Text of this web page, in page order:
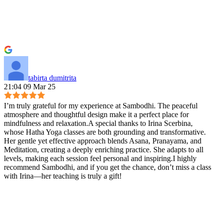
tabirta dumitrita
21:04 09 Mar 25
I’m truly grateful for my experience at Sambodhi. The peaceful
atmosphere and thoughtful design make it a perfect place for
mindfulness and relaxation.A special thanks to Irina Scerbina,
whose Hatha Yoga classes are both grounding and transformative.
Her gentle yet effective approach blends Asana, Pranayama, and
Meditation, creating a deeply enriching practice. She adapts to all
levels, making each session feel personal and inspiring.I highly
recommend Sambodhi, and if you get the chance, don’t miss a class
with Irina—her teaching is truly a gift!